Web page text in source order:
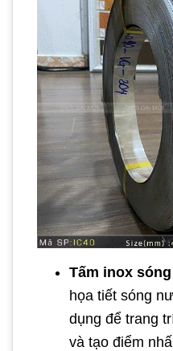
Tấm inox
họa tiết sóng
dụng để trang
và tạo điểm